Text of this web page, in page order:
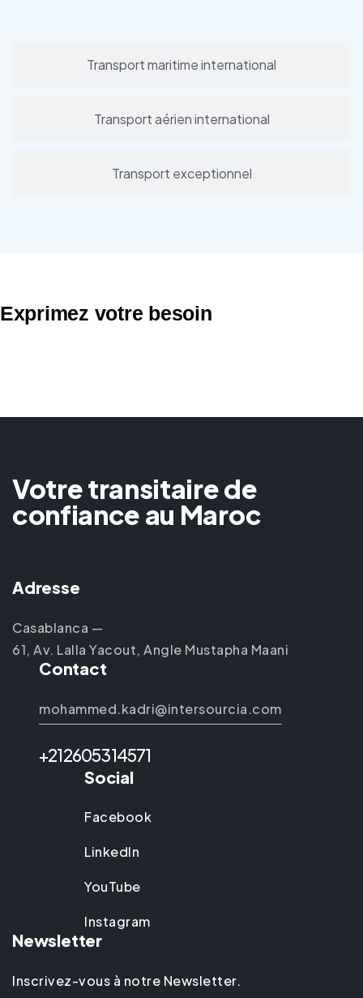
Transport maritime international
Transport aérien international
Transport exceptionnel
Exprimez votre besoin
Votre transitaire de
confiance au Maroc
Adresse
Casablanca —
61, Av. Lalla Yacout, Angle Mustapha Maani
Contact
mohammed.kadri@intersourcia.com
+212605314571
Social
Facebook
LinkedIn
YouTube
Instagram
Newsletter
Inscrivez-vous à notre Newsletter.